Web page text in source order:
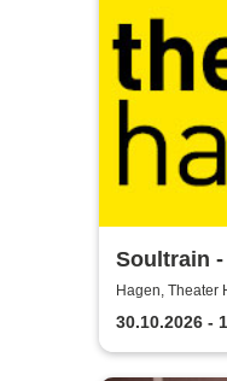
Soultrain
Heart -
Hagen, Theater
30.10.2026 -